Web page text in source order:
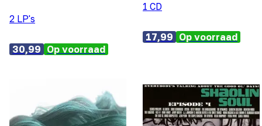
2 LP's
30,99 Op voorraad
1 CD
17,99 Op voorraad